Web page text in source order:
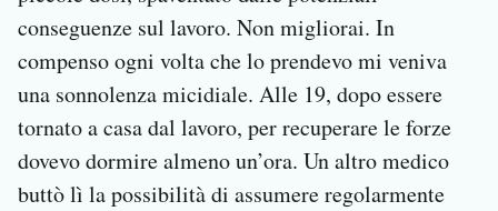
conseguenze sul lavoro. Non migliorai. In
compenso ogni volta che lo prendevo mi veniva
una sonnolenza micidiale. Alle 19, dopo essere
tornato a casa dal lavoro, per recuperare le forze
dovevo dormire almeno un’ora. Un altro medico
buttò lì la possibilità di assumere regolarmente